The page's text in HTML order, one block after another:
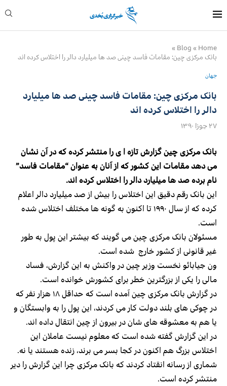
Home
»
Blog
»
بانک مرکزی چین: مقامات فاسد چینی صد ها میلیارد دالر را اختلاس کرده اند
جهان
بانک مرکزی چین: مقامات فاسد چینی صد ها میلیارد
دالر را اختلاس کرده اند
۲۷ جوزا ۱۳۹۰
بانک مرکزی چین گزارش تازه ا ی را منتشر کرده که در آن نشان
می دهد مقامات این کشور که از آنان به عنوان “مقامات فاسد”
نام برده صد ها میلیارد دالر را اختلاس کرده اند.
این بانک رقم دقیق این اختلاس را بیش از صد میلیارد دالر اعلام
کرده که از سال ۱۹۹۰ تا اکنون به گونه ها مختلف اختلاس شده
است.
مسئولان بانک مرکزی چین می گویند که بیشتر این پول به طور
غیر قانونی از کشور خارج شده است.
ون جیابائو نخست وزیر چین در واکنش به این گزارش، فساد
مالی را یکی از بزرگترین خطر برای کشورش خوانده است.
در گزارش بانک مرکزی چین آمده است که حداقل ۱۸ هزار نفر که
در چوکی های بلند دولت کار می کردند، این پول را به وابستگان و
یا هم به معشوقه های شان در بیرون از چین انتقال داده اند.
در این گزارش گفته شده است که معلوم نیست عاملان این
اختلاس بزرگ هم اکنون در کجا بسر می برند، زنده هستند یا نه.
شماری از رسانه انقتاد کردند که بانک مرکزی چرا این گزارش را دیر
منتشر کرده است.